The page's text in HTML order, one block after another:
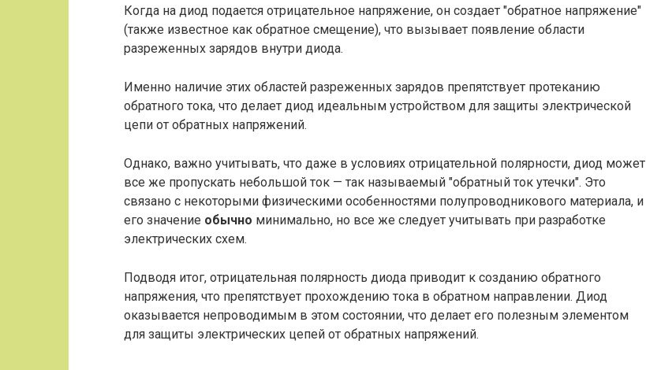
Когда на диод подается отрицательное напряжение, он создает "обратное напряжение"
(также известное как обратное смещение), что вызывает появление области
разреженных зарядов внутри диода.
Именно наличие этих областей разреженных зарядов препятствует протеканию
обратного тока, что делает диод идеальным устройством для защиты электрической
цепи от обратных напряжений.
Однако, важно учитывать, что даже в условиях отрицательной полярности, диод может
все же пропускать небольшой ток — так называемый "обратный ток утечки". Это
связано с некоторыми физическими особенностями полупроводникового материала, и
его значение обычно минимально, но все же следует учитывать при разработке
электрических схем.
Подводя итог, отрицательная полярность диода приводит к созданию обратного
напряжения, что препятствует прохождению тока в обратном направлении. Диод
оказывается непроводимым в этом состоянии, что делает его полезным элементом
для защиты электрических цепей от обратных напряжений.